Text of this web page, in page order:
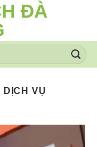
DỊCH VỤ